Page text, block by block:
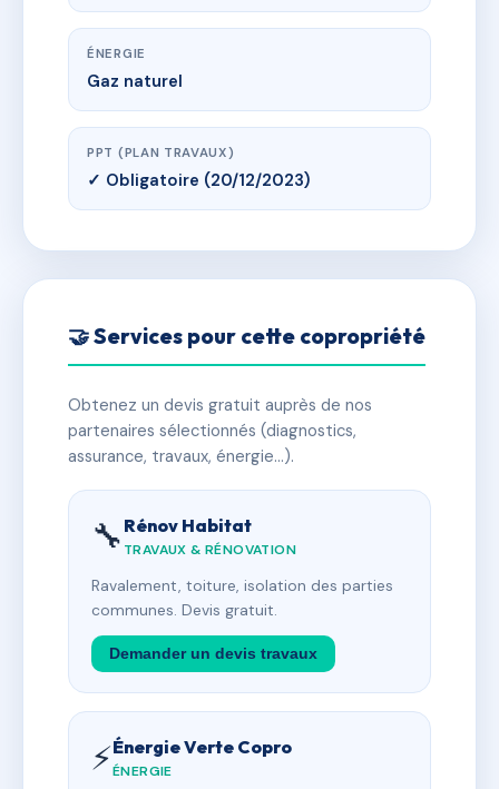
ÉNERGIE
Gaz naturel
PPT (PLAN TRAVAUX)
✓ Obligatoire (20/12/2023)
🤝 Services pour cette copropriété
Obtenez un devis gratuit auprès de nos
partenaires sélectionnés (diagnostics,
assurance, travaux, énergie…).
🔧 Rénov Habitat
TRAVAUX & RÉNOVATION
Ravalement, toiture, isolation des parties
communes. Devis gratuit.
Demander un devis travaux
⚡Énergie Verte Copro
ÉNERGIE